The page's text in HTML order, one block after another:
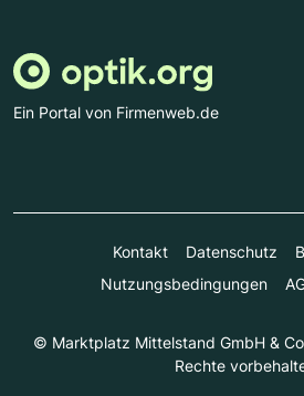
Ein Portal von Firmenweb.de
Kontakt Datenschutz
Nutzungsbedingungen
© Marktplatz Mittelstand GmbH &
Rechte